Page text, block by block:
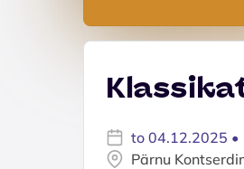
to 04.12.2025 •
Pärnu